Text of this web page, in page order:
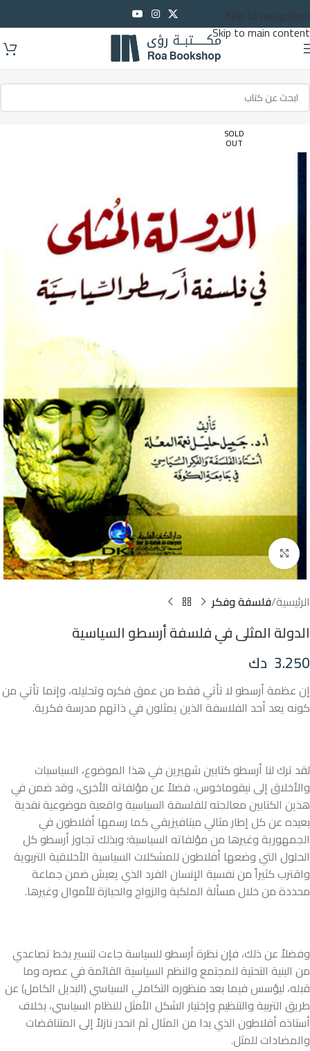
Skip to navigation
Skip to main content
SOLD
OUT
Click to enlarge
الرئيسية فلسفة وفكر
الدولة المثلى في فلسفة أرسطو السياسية
3.250 دك
إن عظمة أرسطو لا تأتي فقط من عمق فكره وتحليله، وإنما تأتي من
كونه يعد أحد الفلاسفة الذين يمثلون في ذاتهم مدرسة فكرية.
لقد ترك لنا أرسطو كتابين شهيرين في هذا الموضوع، السياسيات
والأخلاق إلى نيقوماخوس، فضلاً عن مؤلفاته الأخرى، وقد ضمن في
هذين الكتابين معالجته للفلسفة السياسية واقعية موضوعية نقدية
بعيده عن كل إطار مثالي ميتافيزيقي كما رسمها أفلاطون في
الجمهورية وغيرها من مؤلفاته السياسية؛ وبذلك تجاوز أرسطو كل
الحلول التي وضعها أفلاطون للمشكلات السياسية الأخلاقية التربوية
واقترب كثيراً من نفسية الإنسان الفرد الذي يعيش ضمن جماعة
محددة من خلال مسألة الملكية والزواج والحيازة للأموال وغيرها.
وفضلاً عن ذلك، فإن نظرة أرسطو للسياسة جاءت لتسير بخط تصاعدي
من البنية التحتية للمجتمع والنظم السياسية القائمة في عصره وما
قبله، ليؤسس فيما بعد منظوره التكاملي السياسي (البديل الكامل) عن
طريق التربية والتنظيم وإختيار الشكل الأمثل للنظام السياسي، بخلاف
أستاذه أفلاطون الذي بدا من المثال ثم انحدر نازلاً إلى المتناقضات
والمضادات للمثل.